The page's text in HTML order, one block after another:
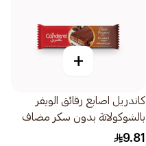
+
كاندريل اصابع رقائق الويفر
بالشوكولاتة بدون سكر مضاف
21.5جرام
9.81